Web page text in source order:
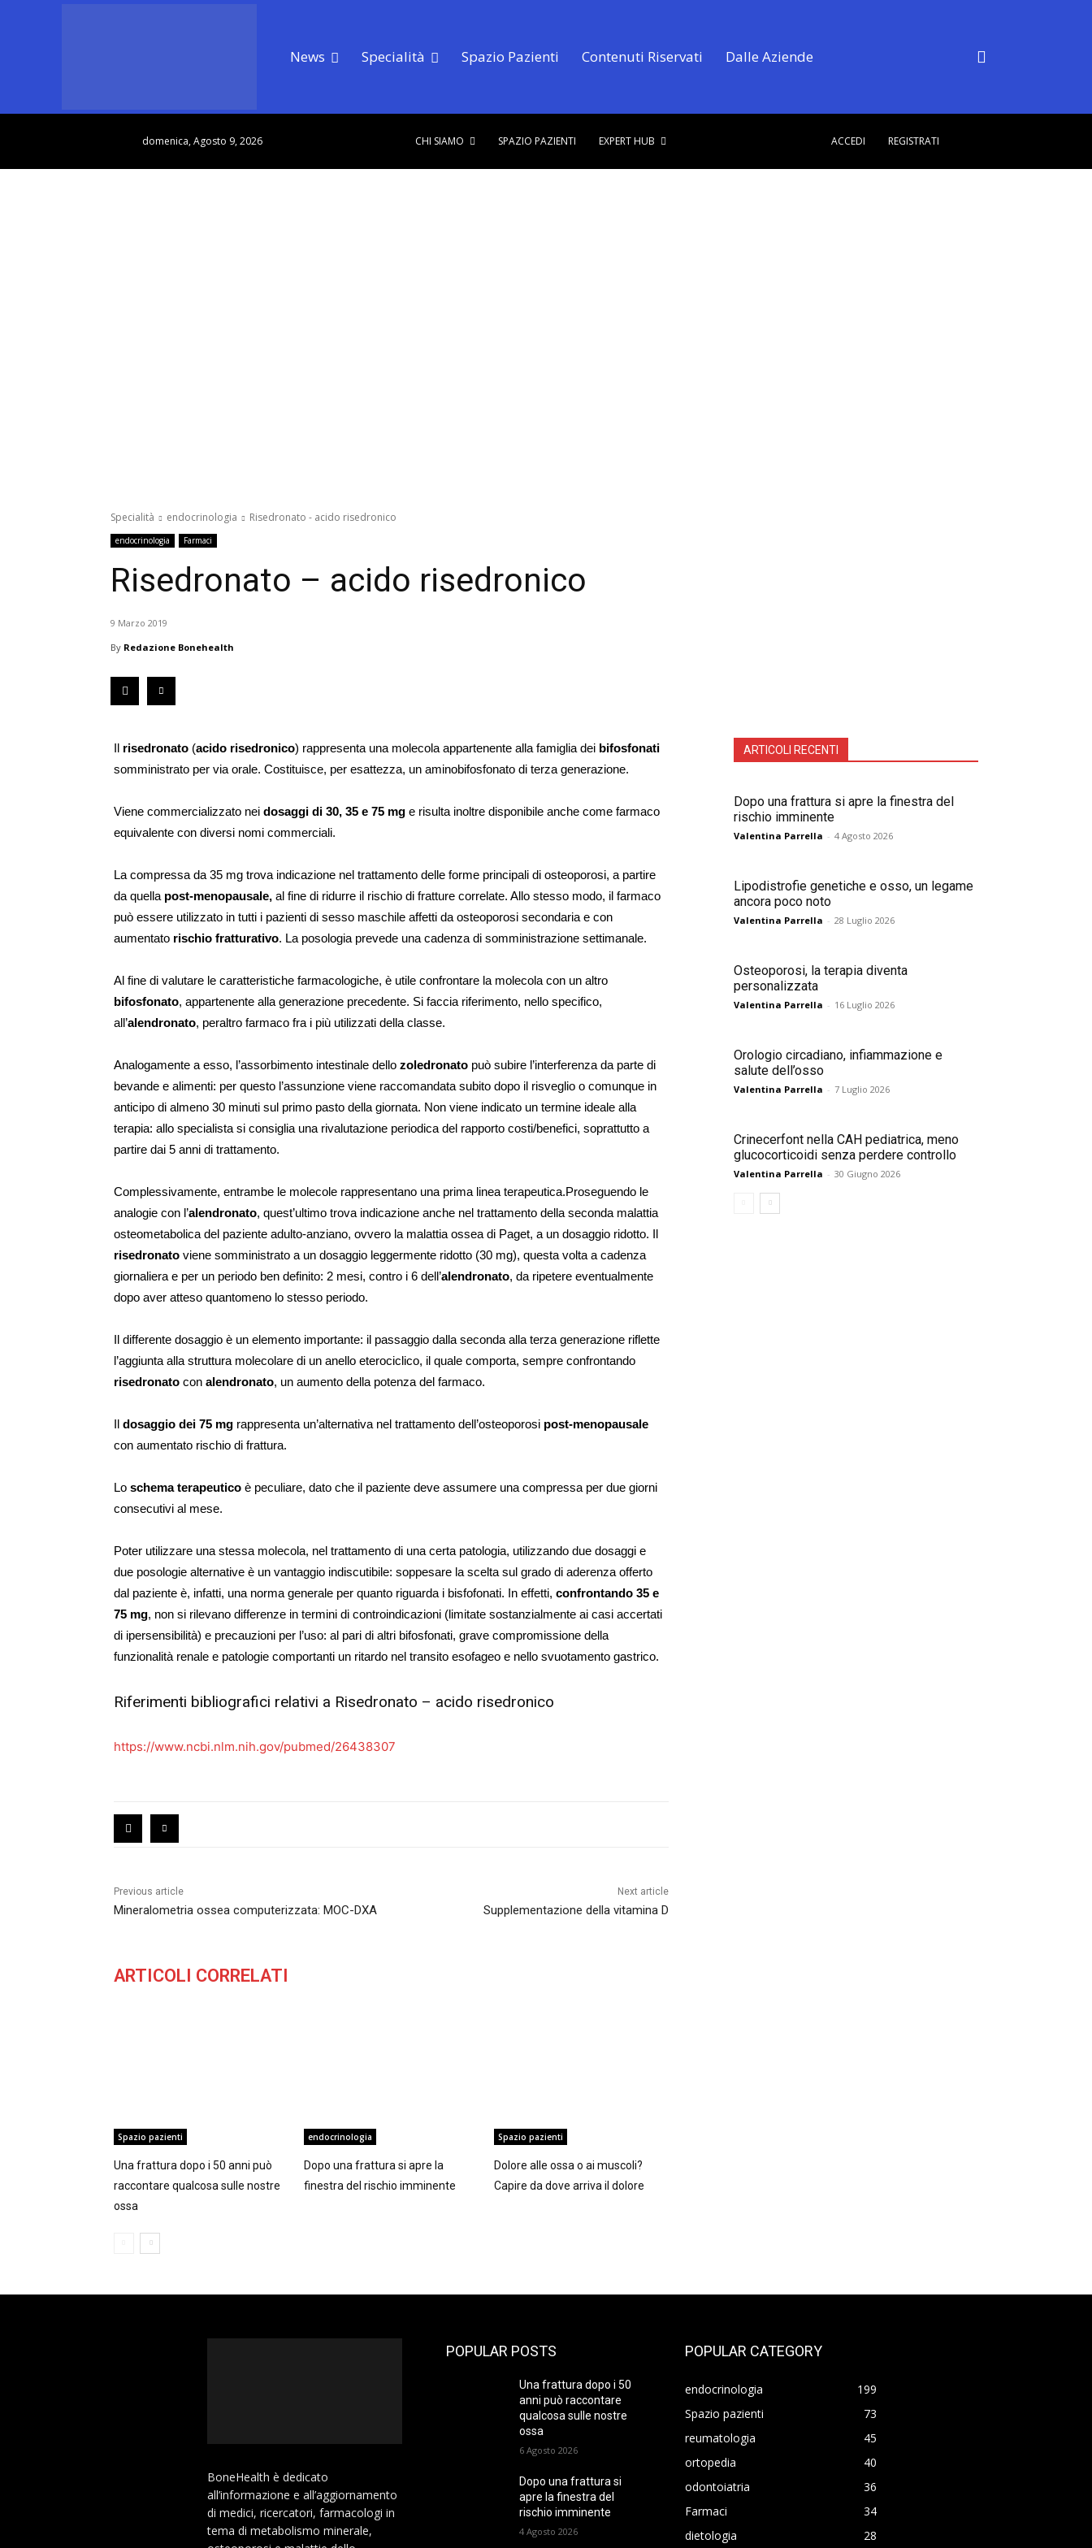
News Specialità Spazio Pazienti Contenuti Riservati Dalle Aziende
domenica, Agosto 9, 2026 CHI SIAMO SPAZIO PAZIENTI EXPERT HUB ACCEDI REGISTRATI
Specialità endocrinologia Risedronato - acido risedronico
endocrinologia Farmaci
Risedronato – acido risedronico
9 Marzo 2019
By Redazione Bonehealth
Il risedronato (acido risedronico) rappresenta una molecola appartenente alla famiglia dei bifosfonati
somministrato per via orale. Costituisce, per esattezza, un aminobifosfonato di terza generazione.
Viene commercializzato nei dosaggi di 30, 35 e 75 mg e risulta inoltre disponibile anche come farmaco
equivalente con diversi nomi commerciali.
La compressa da 35 mg trova indicazione nel trattamento delle forme principali di osteoporosi, a partire
da quella post-menopausale, al fine di ridurre il rischio di fratture correlate. Allo stesso modo, il farmaco
può essere utilizzato in tutti i pazienti di sesso maschile affetti da osteoporosi secondaria e con
aumentato rischio fratturativo. La posologia prevede una cadenza di somministrazione settimanale.
Al fine di valutare le caratteristiche farmacologiche, è utile confrontare la molecola con un altro
bifosfonato, appartenente alla generazione precedente. Si faccia riferimento, nello specifico,
all’alendronato, peraltro farmaco fra i più utilizzati della classe.
Analogamente a esso, l’assorbimento intestinale dello zoledronato può subire l’interferenza da parte di
bevande e alimenti: per questo l’assunzione viene raccomandata subito dopo il risveglio o comunque in
anticipo di almeno 30 minuti sul primo pasto della giornata. Non viene indicato un termine ideale alla
terapia: allo specialista si consiglia una rivalutazione periodica del rapporto costi/benefici, soprattutto a
partire dai 5 anni di trattamento.
Complessivamente, entrambe le molecole rappresentano una prima linea terapeutica.Proseguendo le
analogie con l’alendronato, quest’ultimo trova indicazione anche nel trattamento della seconda malattia
osteometabolica del paziente adulto-anziano, ovvero la malattia ossea di Paget, a un dosaggio ridotto. Il
risedronato viene somministrato a un dosaggio leggermente ridotto (30 mg), questa volta a cadenza
giornaliera e per un periodo ben definito: 2 mesi, contro i 6 dell’alendronato, da ripetere eventualmente
dopo aver atteso quantomeno lo stesso periodo.
Il differente dosaggio è un elemento importante: il passaggio dalla seconda alla terza generazione riflette
l’aggiunta alla struttura molecolare di un anello eterociclico, il quale comporta, sempre confrontando
risedronato con alendronato, un aumento della potenza del farmaco.
Il dosaggio dei 75 mg rappresenta un’alternativa nel trattamento dell’osteoporosi post-menopausale
con aumentato rischio di frattura.
Lo schema terapeutico è peculiare, dato che il paziente deve assumere una compressa per due giorni
consecutivi al mese.
Poter utilizzare una stessa molecola, nel trattamento di una certa patologia, utilizzando due dosaggi e
due posologie alternative è un vantaggio indiscutibile: soppesare la scelta sul grado di aderenza offerto
dal paziente è, infatti, una norma generale per quanto riguarda i bisfofonati. In effetti, confrontando 35 e
75 mg, non si rilevano differenze in termini di controindicazioni (limitate sostanzialmente ai casi accertati
di ipersensibilità) e precauzioni per l’uso: al pari di altri bifosfonati, grave compromissione della
funzionalità renale e patologie comportanti un ritardo nel transito esofageo e nello svuotamento gastrico.
Riferimenti bibliografici relativi a Risedronato – acido risedronico
https://www.ncbi.nlm.nih.gov/pubmed/26438307
Previous article
Mineralometria ossea computerizzata: MOC-DXA
Next article
Supplementazione della vitamina D
ARTICOLI RECENTI
Dopo una frattura si apre la finestra del
rischio imminente
Valentina Parrella - 4 Agosto 2026
Lipodistrofie genetiche e osso, un legame
ancora poco noto
Valentina Parrella - 28 Luglio 2026
Osteoporosi, la terapia diventa
personalizzata
Valentina Parrella - 16 Luglio 2026
Orologio circadiano, infiammazione e
salute dell’osso
Valentina Parrella - 7 Luglio 2026
Crinecerfont nella CAH pediatrica, meno
glucocorticoidi senza perdere controllo
Valentina Parrella - 30 Giugno 2026
ARTICOLI CORRELATI
Spazio pazienti
Una frattura dopo i 50 anni può
raccontare qualcosa sulle nostre
ossa
endocrinologia
Dopo una frattura si apre la
finestra del rischio imminente
Spazio pazienti
Dolore alle ossa o ai muscoli?
Capire da dove arriva il dolore
BoneHealth è dedicato
all’informazione e all’aggiornamento
di medici, ricercatori, farmacologi in
tema di metabolismo minerale,
POPULAR POSTS
Una frattura dopo i 50
anni può raccontare
qualcosa sulle nostre
ossa
6 Agosto 2026
Dopo una frattura si
apre la finestra del
rischio imminente
4 Agosto 2026
POPULAR CATEGORY
endocrinologia
199
Spazio pazienti
73
reumatologia
45
ortopedia
40
odontoiatria
36
Farmaci
34
dietologia
28